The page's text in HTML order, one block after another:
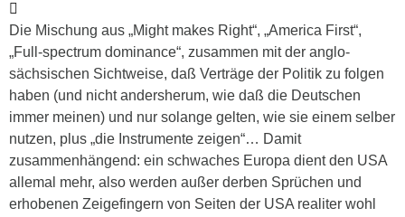
Die Mischung aus „Might makes Right“, „America First“,
„Full-spectrum dominance“, zusammen mit der anglo-
sächsischen Sichtweise, daß Verträge der Politik zu folgen
haben (und nicht andersherum, wie daß die Deutschen
immer meinen) und nur solange gelten, wie sie einem selber
nutzen, plus „die Instrumente zeigen“… Damit
zusammenhängend: ein schwaches Europa dient den USA
allemal mehr, also werden außer derben Sprüchen und
erhobenen Zeigefingern von Seiten der USA realiter wohl